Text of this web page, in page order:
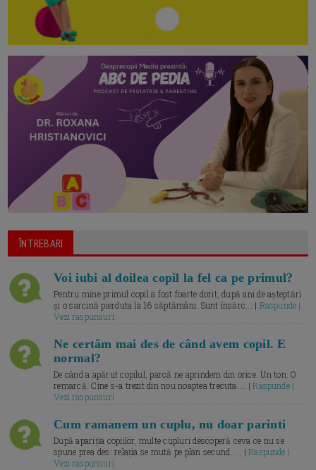
ÎNTREBARI
Voi iubi al doilea copil la fel ca pe primul?
Pentru mine primul copil a fost foarte dorit, după ani de așteptări
și o sarcină pierduta la 16 săptămâni. Sunt însărc... | Raspunde |
Vezi raspunsuri
Ne certăm mai des de când avem copil. E
normal?
De când a apărut copilul, parcă ne aprindem din orice. Un ton. O
remarcă. Cine s-a trezit din nou noaptea trecuta.... |Raspunde |
Vezi raspunsuri
Cum ramanem un cuplu, nu doar parinti
După apariția copiilor, multe cupluri descoperă ceva ce nu se
spune prea des: relația se mută pe plan secund. ... |Raspunde |
Vezi raspunsuri